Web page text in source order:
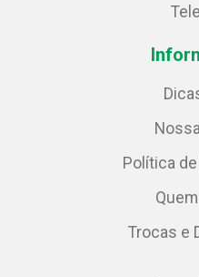
Política
Trocas e